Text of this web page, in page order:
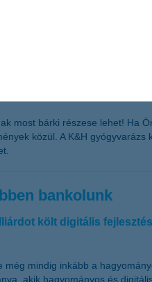
most bárki részese lehet! Ha
közül. A K&H
bankolunk
költ digitális
még mindig inkább a
akik hagyományos és